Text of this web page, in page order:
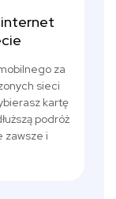
internet
za
sieci
kartę
podróż
zawsze i